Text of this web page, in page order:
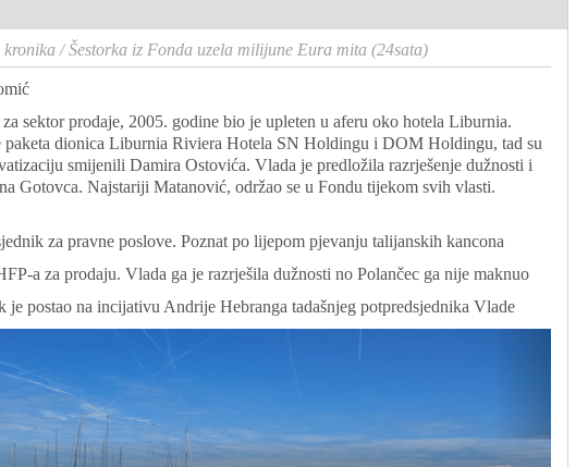
kronika /Šestorka iz Fonda uzela milijune Eura mita (24sata)
sektor prodaje, 2005. godine bio je upleten u aferu oko hotela Liburnia.
paketa dionica Liburnia Riviera Hotela SN Holdingu i DOM Holdingu, tad su
smijenili Damira Ostovića. Vlada je predložila razrješenje dužnosti i
Gotovca. Najstariji Matanović, održao se u Fondu tijekom svih vlasti.
za pravne poslove. Poznat po lijepom pjevanju talijanskih kancona
a za prodaju. Vlada ga je razrješila dužnosti no Polančec ga nije maknuo
postao na incijativu Andrije Hebranga tadašnjeg potpredsjednika Vlade